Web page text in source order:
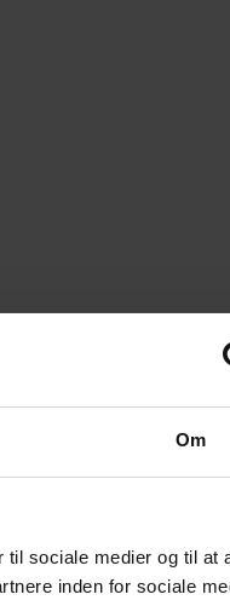
Om
sociale medier og til at
inden for sociale